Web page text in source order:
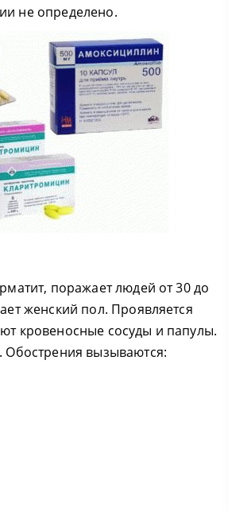
не определено.
поражает людей от 30 до
женский пол. Проявляется
кровеносные сосуды и папулы.
Обострения вызываются: